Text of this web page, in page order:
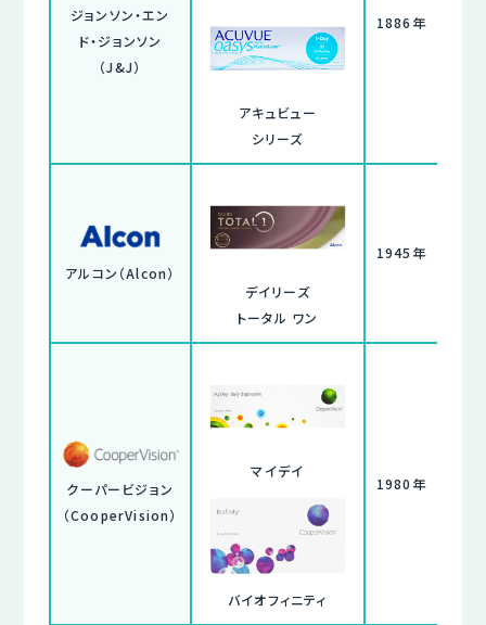
ジョンソン・エン
ド・ジョンソン
（J&J）
アキュビュー
シリーズ
1886年
アルコン（Alcon）
デイリーズ
トータル ワン
1945年
クーパービジョン
（CooperVision）
マイデイ
バイオフィニティ
1980年